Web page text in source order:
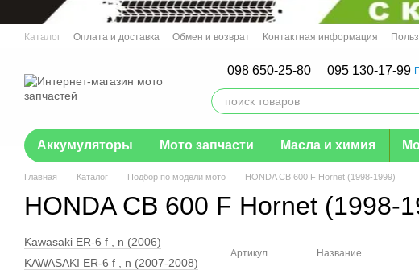
Перейти к основному контенту
Каталог Оплата и доставка Обмен и возврат Контактная информация
098 650-25-80 095 130-17-99
Аккумуляторы Мото запчасти Масла и химия
Главная Каталог Подбор по модели мото HONDA CB 600 F Hornet (1998-1999)
HONDA CB 600 F Hornet (1998-
Артикул Название
Kawasaki ER-6 f , n (2006)
KAWASAKI ER-6 f , n (2007-2008)